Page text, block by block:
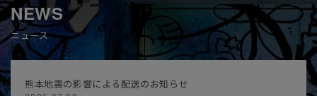
NEWS
ニュース
熊本地震の影響による配送のお知らせ